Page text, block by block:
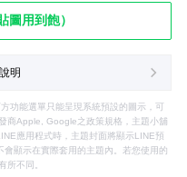
圖用到飽）
明
功能選單只能呈現系統預設的圖示，可
商Apple, Google之政策規格，主題小舖
應用程式時，主題封面將顯示LINE預
顯示在實際套用的主題內。若您使用的
所不同。